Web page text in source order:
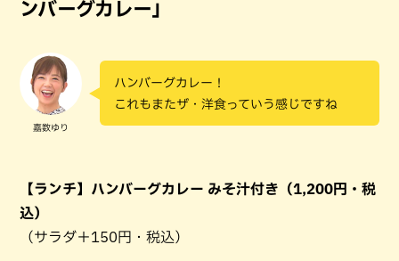
ンバーグカレー」
嘉数ゆり
ハンバーグカレー！
これもまたザ・洋食っていう感じですね
【ランチ】ハンバーグカレー みそ汁付き（1,200円・税
込）
（サラダ＋150円・税込）